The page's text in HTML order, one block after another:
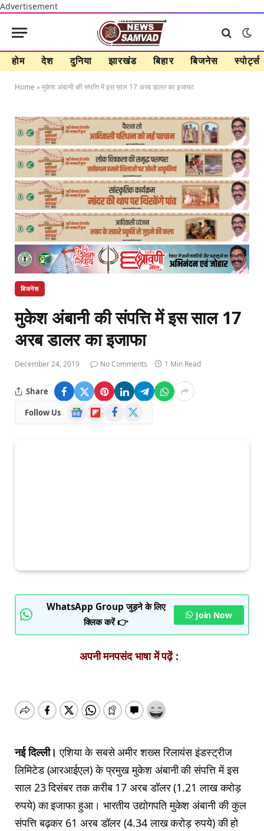
Advertisement
होम देश दुनिया झारखंड बिहार बिजनेस स्पोर्ट्स
Home »मुकेश अंबानी की संपत्ति में इस साल 17 अरब डालर का इजाफा
बिजनेस
मुकेश अंबानी की संपत्ति में इस साल 17
अरब डालर का इजाफा
December 24, 2019 No Comments 1 Min Read
Share
Follow Us
Google
News
FlipboardFacebook
WhatsApp Group जुड़ने के लिए
क्लिक करें 👉
Join Now
अपनी मनपसंद भाषा में पढ़ें :
नई दिल्‍ली। एशिया के सबसे अमीर शख्‍स रिलायंस इंडस्‍ट्रीज
लिमिटेड (आरआईएल) के प्रमुख मुकेश अंबानी की संपत्ति में इस
साल 23 दिसंबर तक करीब 17 अरब डॉलर (1.21 लाख करोड़
रुपये) का इजाफा हुआ। भारतीय उद्योगपति मुकेश अंबानी की कुल
संपत्ति बढ़कर 61 अरब डॉलर (4.34 लाख करोड़ रुपये) की हो